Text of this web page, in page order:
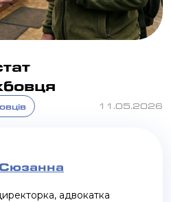
11.05.2026
адвокатка